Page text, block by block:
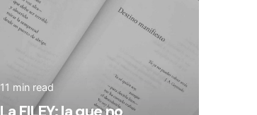
Posted by
Olivia Camarena
11 min read